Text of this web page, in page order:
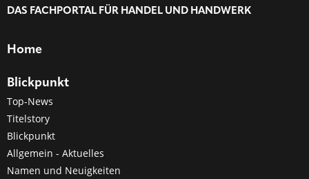
DAS FACHPORTAL FÜR HANDEL UND HANDWERK
Home
Blickpunkt
Top-News
Titelstory
Blickpunkt
Allgemein - Aktuelles
Namen und Neuigkeiten